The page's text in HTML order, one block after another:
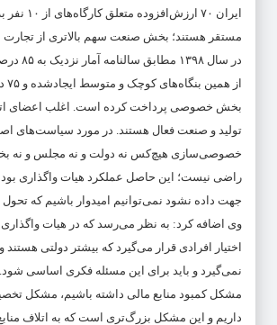
ایران ۷۰
مستقر هستند؛ بخش صنعت سهم بالاتری از تجارت
در سال
بخش خصوصی پرداخت کرده است. اغلب اعضای
خصوصی‌سازی هیچ‌کس نه دولت و نه مجلس و
راضی نیست؛ این حاصل عملکرد هیات واگذاری
جهت داده نشود نمی‌توانیم امیدوار باشیم که
وی اضافه کرد: به نظر می‌رسد که در هیات واگذاری
اختیار افرادی قرار می‌گیرد که بیشتر دولتی
نمی‌گیرد و باید برای این مسئله فکری اساسی شود.
مشکل کمبود منابع مالی داشته باشیم، مشکل
داریم و این مشکل بزرگ‌تری است که به اتلاف